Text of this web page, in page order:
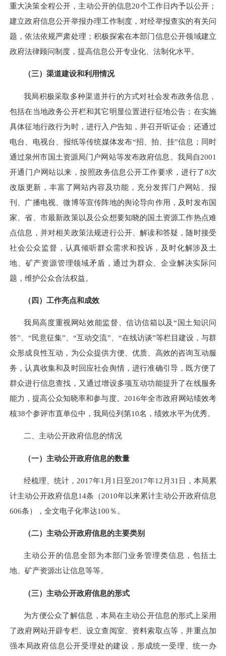
重大决策全程公开，主动公开的信息20个工作日内予以公开；
建立政府信息公开举报办理工作制度，对经举报查实的有关问
题，依法依规严肃处理；积极探索在本部门信息公开领域建立
政府法律顾问制度，提高信息公开专业化、法制化水平。
（三）渠道建设和利用情况
我局积极采取多种渠道并行的方式对社会发布政务信息，
包括在当地政务公开栏和其它明显位置进行征地公告；在实施
具体征地行政行为时，进行入户告知，并召开听证会； 还通过
电台、电视台、报纸等传统媒体发布“招、拍、挂”信息 ；同时
通过泉州市国土资源局门户网站等发布政府信息。我局自2001
开通门户网站以来，按照政务信息公开工作要求，进行了8次
改版更新，丰富了网站内容及功能，充分发挥门户网站、报
刊、广播电视、微博等宣传阵地的舆论导向作用，及时发布国
家、省、市最新政策以及公众想要知晓的国土资源工作热点难
点信息，并对相关政策法规进行公开、解读和答疑，随时接受
社会公众监督，认真倾听群众需求和投诉，及时化解涉及土
地、矿产资源管理领域矛盾，通过为群众、企业解决实际问
题，维护公众合法权益。
（四）工作亮点和成效
我局高度重视网站效能监督、信访信箱以及“国土知识问
答”、“民意征集”、“互动交流”、“在线访谈”等栏目建设， 与群
众形成良性互动，为公众提供方便、优质、高效的咨询互动服
务，认真收集和及时回应社会舆情，进行准确引导，既方便了
群众进行信息查找，又通过增设多项互动功能提升了在线服务
能力，提高公众知晓率和参与度。2016年全市政府网站绩效考
核38个参评市直单位中，我局位列第10名 ，绩效水平为优秀。
二、主动公开政府信息的情况
（一）主动公开政府信息的数量
经梳理、统计，201 7年1月1日至201 7年12月31日，本局累
计主动公开政府信息14条（2010年以来累计主动公开政府信息
606条），全文电子化率达100％。
（二）主动公开政府信息的主要类别
主动公开的信息全部为本部门业务管理类信息，包括土
地、矿产资源出让信息等等。
（三）主动公开政府信息的形式
为方便公众了解信息，本局在主动公开信息的形式上采用
了政府网站开辟专栏、设立查阅室、资料索取点等，并重点加
强本局政府信息公开受理处的建设，形成统一受理、统一办